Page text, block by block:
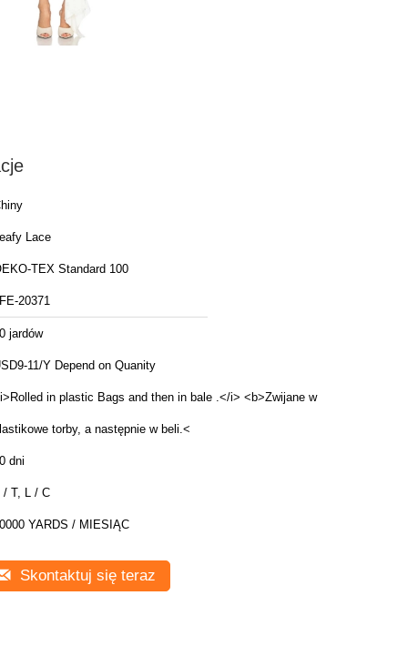
Lace
TEX Standard 100
20371
jardów
11/Y Depend on Quanity
in plastic Bags and then in bale .</i> <b>Zwijane w
torby, a następnie w beli.<
dni
/ T, L / C
YARDS / MIESIĄC
Skontaktuj się teraz